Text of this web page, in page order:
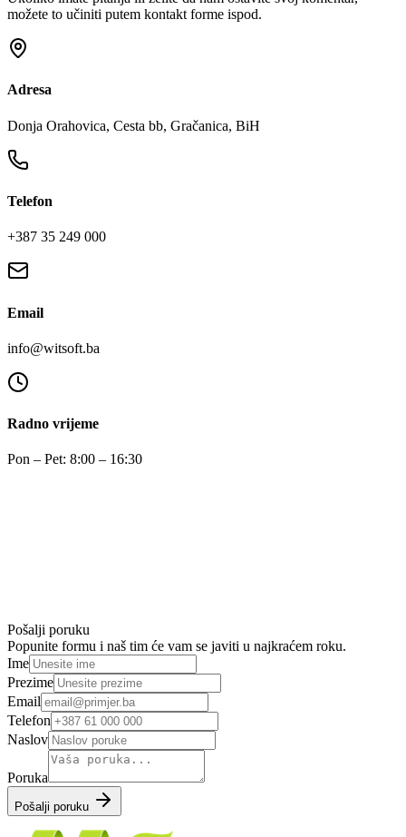
možete to učiniti putem kontakt forme ispod.
Adresa
Donja Orahovica, Cesta bb, Gračanica, BiH
Telefon
+387 35 249 000
Email
info@witsoft.ba
Radno vrijeme
Pon – Pet: 8:00 – 16:30
Pošalji poruku
Popunite formu i naš tim će vam se javiti u najkraćem roku.
Ime
Prezime
Email
Telefon
Naslov
Poruka
Pošalji poruku